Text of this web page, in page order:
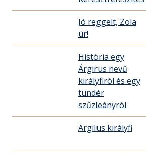
Jó reggelt, Zola
úr!
História egy
Árgirus nevű
királyfiról és egy
tündér
szűzleányról
Argilus királyfi